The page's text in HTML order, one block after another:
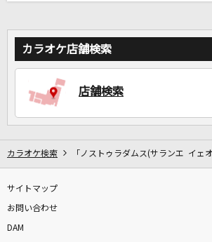
カラオケをもっと楽しもう！
カラオケ店舗検索
店舗検索
カラオケ検索 「ノストゥラダムス(サランエ イェ
サイトマップ
お問い合わせ
DAM